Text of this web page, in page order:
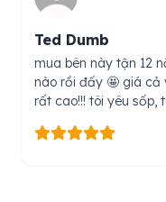
Ted Dumb
mua bên này tận 12
nào rồi đấy 🤩 giá cả
rất cao!!! tôi yêu sốp,